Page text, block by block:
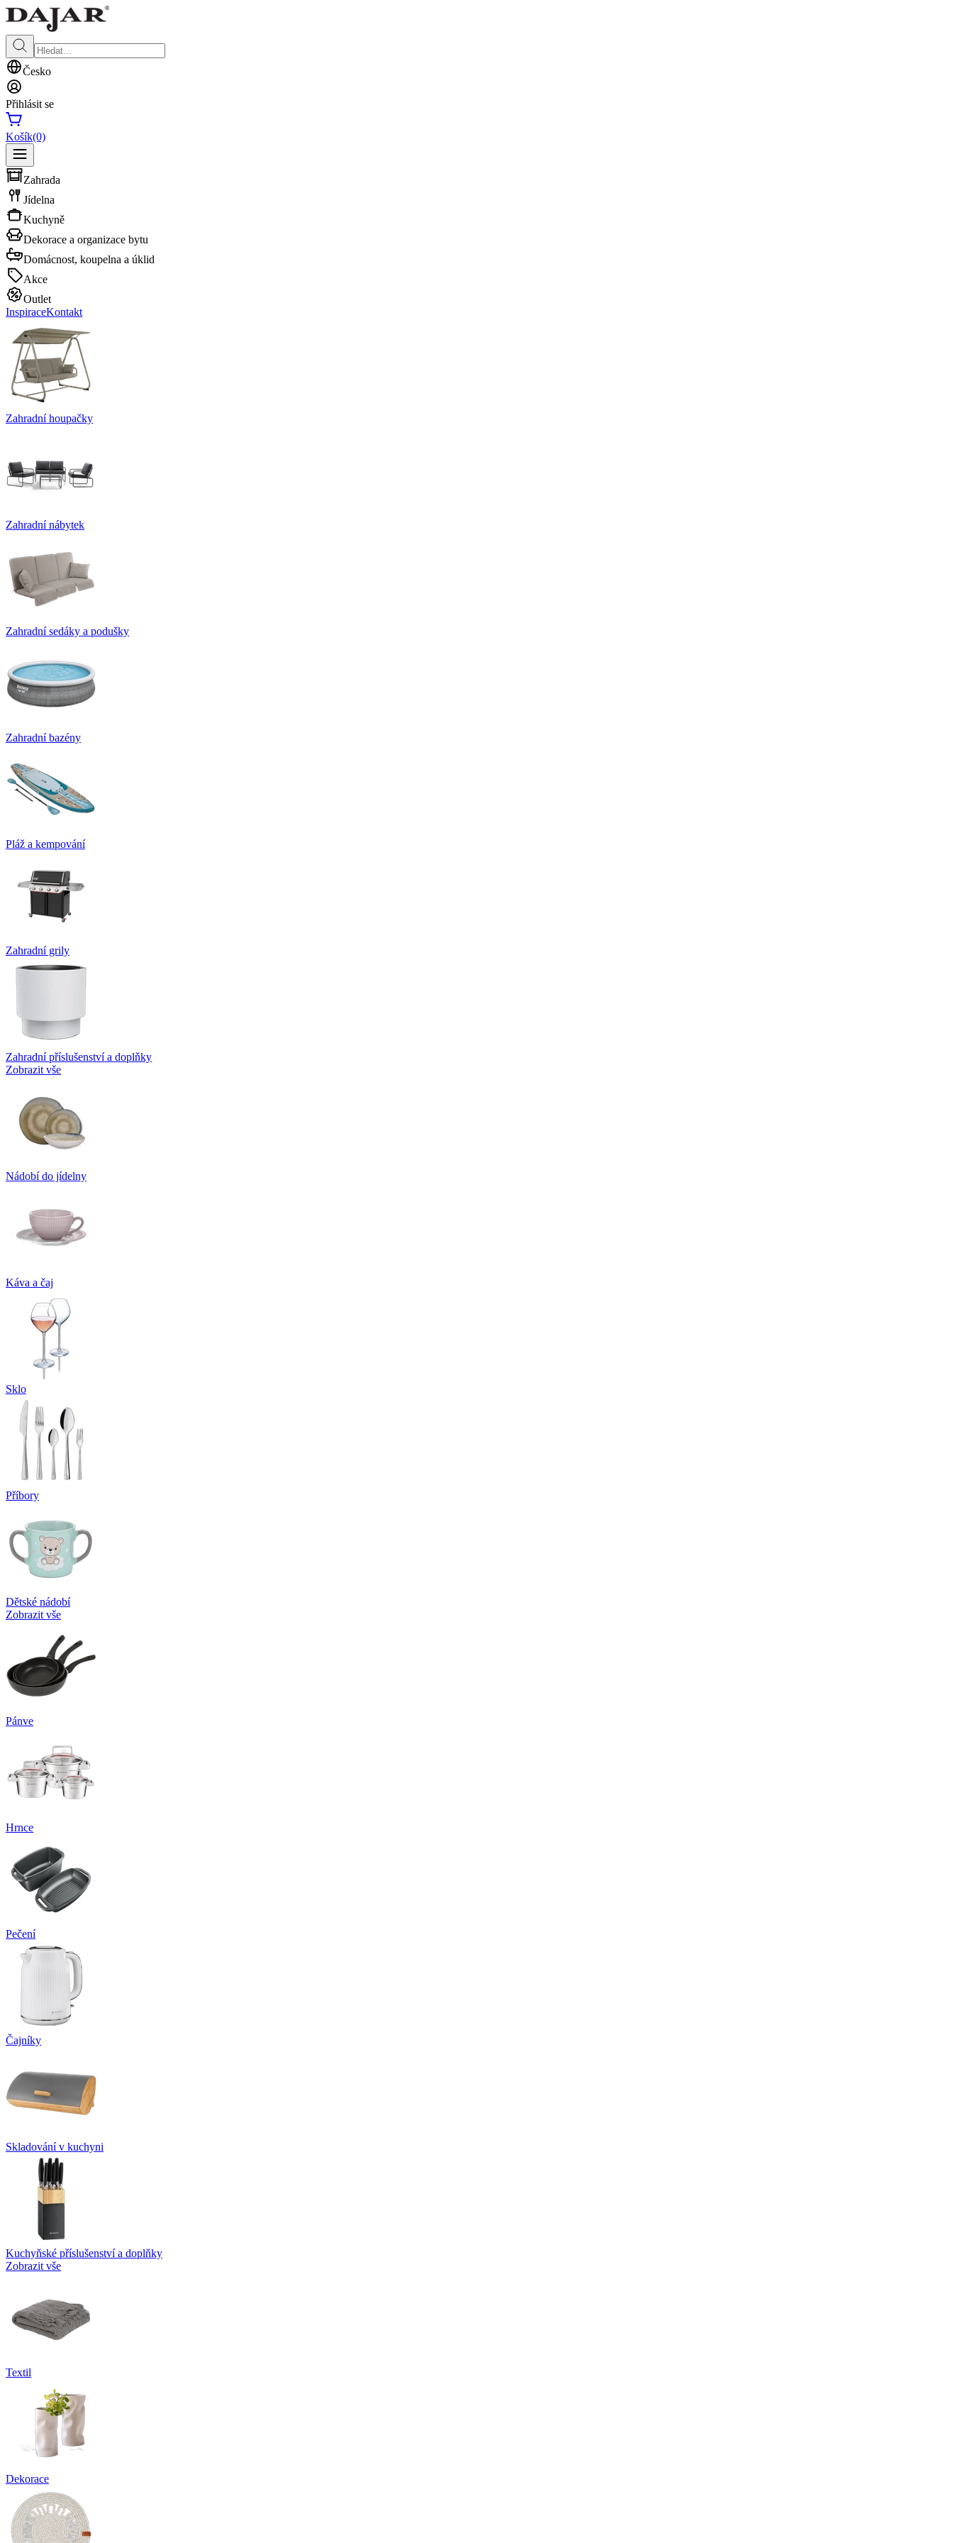
Česko
Přihlásit se
Košík(0)
Zahrada
Jídelna
Kuchyně
Dekorace a organizace bytu
Domácnost, koupelna a úklid
Akce
Outlet
InspiraceKontakt
Zahradní houpačky
Zahradní nábytek
Zahradní sedáky a podušky
Zahradní bazény
Pláž a kempování
Zahradní grily
Zahradní příslušenství a doplňky
Zobrazit vše
Nádobí do jídelny
Káva a čaj
Sklo
Příbory
Dětské nádobí
Zobrazit vše
Pánve
Hrnce
Pečení
Čajníky
Skladování v kuchyni
Kuchyňské příslušenství a doplňky
Zobrazit vše
Textil
Dekorace